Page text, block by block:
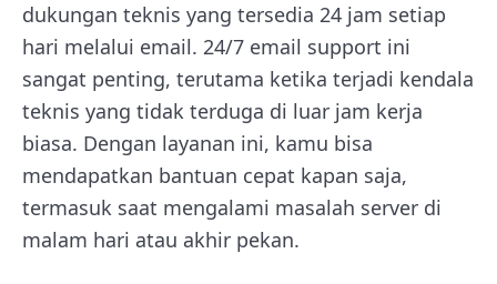
dukungan teknis yang tersedia 24 jam setiap
hari melalui email. 24/7 email support ini
sangat penting, terutama ketika terjadi kendala
teknis yang tidak terduga di luar jam kerja
biasa. Dengan layanan ini, kamu bisa
mendapatkan bantuan cepat kapan saja,
termasuk saat mengalami masalah server di
malam hari atau akhir pekan.